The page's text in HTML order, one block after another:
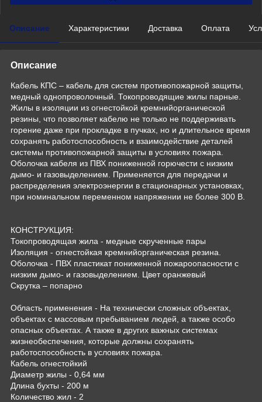
Описание Характеристики Доставка Оплата
Описание
Кабель КПС – кабель для систем противопожарной защиты,
медный однопроволочный. Токопроводящие жилы парные.
Жилы в изоляции из огнестойкой кремнийорганической
резины, что позволяет кабелю не только не поддерживать
горение даже при прокладке в пучках, но и длительное время
сохранять работоспособность и взаимодействие деталей
системы противопожарной защиты в условиях пожара.
Оболочка кабеля из ПВХ пониженной горючести с низким
дымо- и газовыделением. Применяется для передачи и
распределения электроэнергии в стационарных установках,
при номинальном переменном напряжении не более 300 В.
КОНСТРУКЦИЯ:
Токопроводящая жила - медные скрученные пары
Изоляция - огнестойкая кремнийорганическая резина.
Оболочка - ПВХ пластикат пониженной пожароопасности с
низким дымо- и газовыделением. Цвет оранжевый
Скрутка – попарно
Область применения - На технически сложных объектах,
объектах с массовым пребыванием людей, а также особо
опасных объектах. А также в других важных системах
жизнеобеспечения, которые должны сохранять
работоспособность в условиях пожара.
Кабель огнестойкий
Диаметр жилы - 0,64 мм
Длина бухты - 200 м
Количество жил - 2